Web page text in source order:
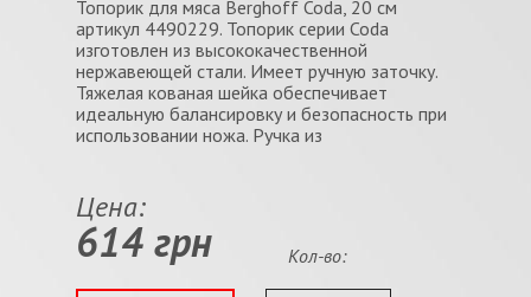
Топорик для мяса Berghoff Coda, 20 см
артикул 4490229. Топорик серии Coda
изготовлен из высококачественной
нержавеющей стали. Имеет ручную заточку.
Тяжелая кованая шейка обеспечивает
идеальную балансировку и безопасность при
использовании ножа. Ручка из
Цена:
614 грн Кол-во: